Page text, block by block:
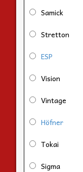
Samick
Stretton
ESP
Vision
Vintage
Höfner
Tokai
Sigma